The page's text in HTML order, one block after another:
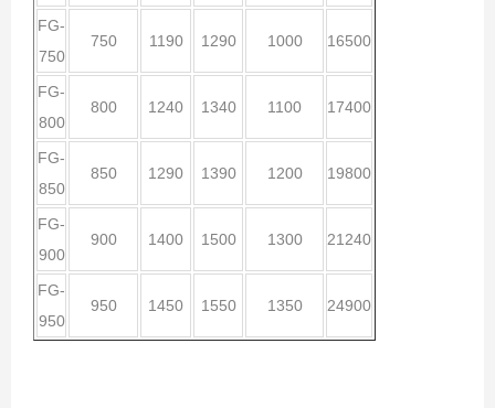
FG-
750
750 1190 1290 1000 16500
FG-
800
800 1240 1340 1100 17400
FG-
850
850 1290 1390 1200 19800
FG-
900
900 1400 1500 1300 21240
FG-
950
950 1450 1550 1350 24900